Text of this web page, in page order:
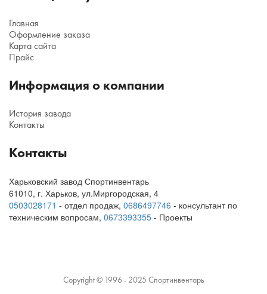
Главная
Оформление заказа
Карта сайта
Прайс
Информация о компании
История завода
Контакты
Контакты
Харьковский завод Спортинвентарь
61010, г. Харьков, ул.Миргородская, 4
0503028171 - отдел продаж, 0686497746 - консультант по
техническим вопросам, 0673393355 - Проекты
Copyright © 1996 - 2025 Спортинвентарь